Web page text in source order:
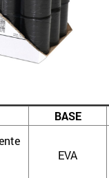
BASE
EVA